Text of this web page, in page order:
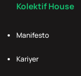
Kolektif House
Manifesto
Kariyer